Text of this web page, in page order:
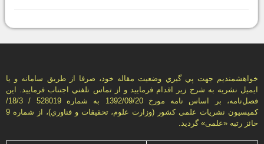
خواهشمنديم جهت پي گيري وضعيت مقاله خود، صرفا از طريق سامانه و يا
ايميل نشريه به شرح زير اقدام فرماييد و از تماس تلفني اجتناب فرماييد. اين
فصل‌نامه، بر اساس نامه مورخ 1392/09/20 به شماره 528019 / 18/3/
كميسيون نشريات علمی كشور (وزارت علوم، تحقيقات و فناوري)، از شماره 9
حائز رتبه «علمی» گرديد.